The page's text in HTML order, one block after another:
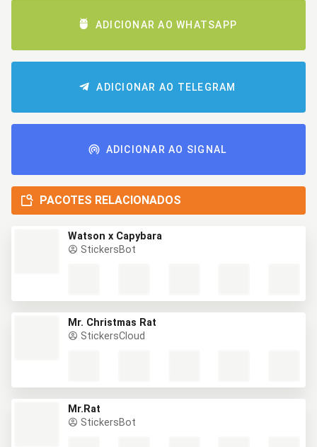
ADICIONAR AO WHATSAPP
ADICIONAR AO TELEGRAM
ADICIONAR AO SIGNAL
PACOTES RELACIONADOS
Watson x Capybara
StickersBot
Mr. Christmas Rat
StickersCloud
Mr.Rat
StickersBot